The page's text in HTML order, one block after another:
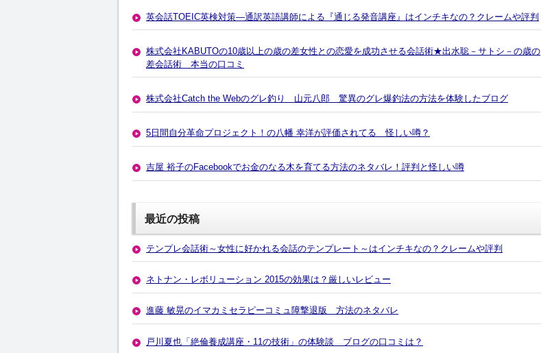
英会話TOEIC英検対策―通訳英語講師による『通じる発音講座』はインチキなの？クレームや評判
株式会社KABUTOの10歳以上の歳の差女性との恋愛を成功させる会話術★出水聡－サトシ－の歳の
差会話術 本当の口コミ
株式会社Catch the Webのグレ釣り 山元八郎 驚異のグレ爆釣法の方法を体験したブログ
5日間自分革命プロジェクト！の八幡 幸洋が評価されてる 怪しい噂？
吉屋 裕子のFacebookでお金のなる木を育てる方法のネタバレ！評判と怪しい噂
最近の投稿
テンプレ会話術～女性に好かれる会話のテンプレート～はインチキなの？クレームや評判
ネトナン・レボリューション 2015の効果は？厳しいレビュー
進藤 敏晃のイマカミセラピーコミュ障撃退版 方法のネタバレ
戸川夏也「絶倫養成講座・11の技術」の体験談 ブログの口コミは？